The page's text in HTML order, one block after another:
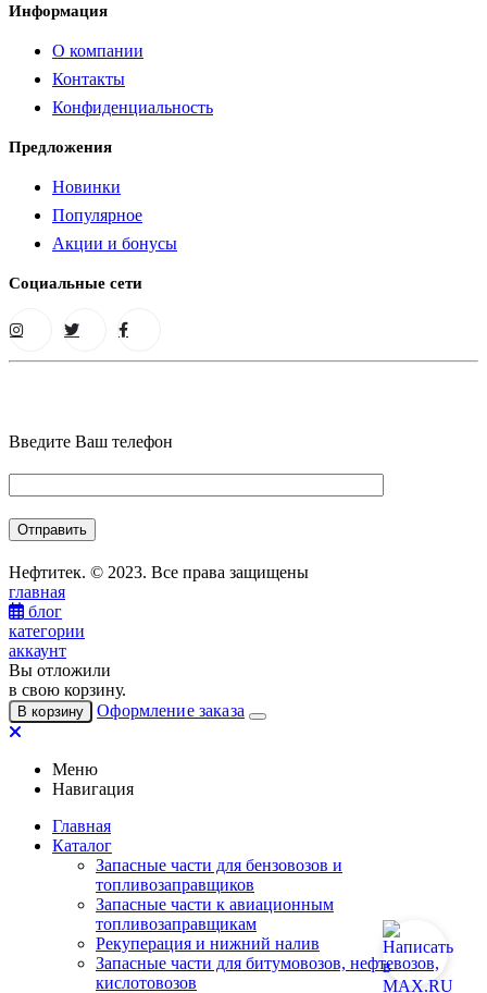
Информация
О компании
Контакты
Конфиденциальность
Предложения
Новинки
Популярное
Акции и бонусы
Социальные сети
Введите Ваш телефон
Нефтитек. © 2023. Все права защищены
главная
блог
категории
аккаунт
Вы отложили
в свою корзину.
В корзину Оформление заказа
Меню
Навигация
Главная
Каталог
Запасные части для бензовозов и
топливозаправщиков
Запасные части к авиационным
топливозаправщикам
Рекуперация и нижний налив
Запасные части для битумовозов, нефтевозов,
кислотовозов